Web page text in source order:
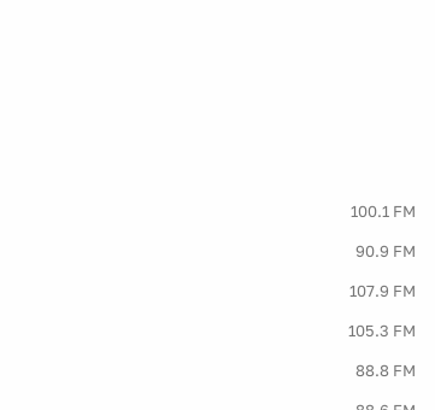
100.1 FM
90.9 FM
107.9 FM
105.3 FM
88.8 FM